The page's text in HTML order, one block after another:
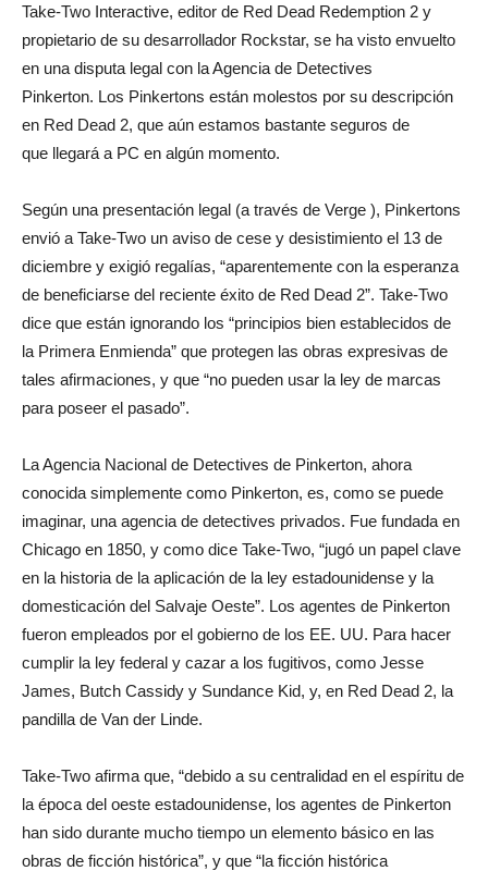
Take-Two Interactive, editor de Red Dead Redemption 2 y
propietario de su desarrollador Rockstar, se ha visto envuelto
en una disputa legal con la Agencia de Detectives
Pinkerton. Los Pinkertons están molestos por su descripción
en Red Dead 2, que aún estamos bastante seguros de
que llegará a PC en algún momento.
Según una presentación legal (a través de Verge ), Pinkertons
envió a Take-Two un aviso de cese y desistimiento el 13 de
diciembre y exigió regalías, “aparentemente con la esperanza
de beneficiarse del reciente éxito de Red Dead 2”. Take-Two
dice que están ignorando los “principios bien establecidos de
la Primera Enmienda” que protegen las obras expresivas de
tales afirmaciones, y que “no pueden usar la ley de marcas
para poseer el pasado”.
La Agencia Nacional de Detectives de Pinkerton, ahora
conocida simplemente como Pinkerton, es, como se puede
imaginar, una agencia de detectives privados. Fue fundada en
Chicago en 1850, y como dice Take-Two, “jugó un papel clave
en la historia de la aplicación de la ley estadounidense y la
domesticación del Salvaje Oeste”. Los agentes de Pinkerton
fueron empleados por el gobierno de los EE. UU. Para hacer
cumplir la ley federal y cazar a los fugitivos, como Jesse
James, Butch Cassidy y Sundance Kid, y, en Red Dead 2, la
pandilla de Van der Linde.
Take-Two afirma que, “debido a su centralidad en el espíritu de
la época del oeste estadounidense, los agentes de Pinkerton
han sido durante mucho tiempo un elemento básico en las
obras de ficción histórica”, y que “la ficción histórica